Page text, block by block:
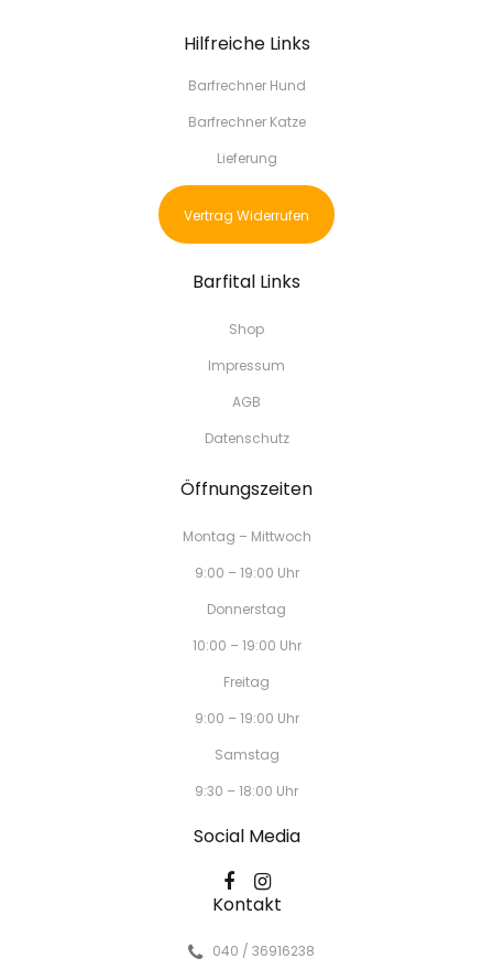
Hilfreiche Links
Barfrechner Hund
Barfrechner Katze
Lieferung
Vertrag Widerrufen
Barfital Links
Shop
Impressum
AGB
Datenschutz
Öffnungszeiten
Montag – Mittwoch
9:00 – 19:00 Uhr
Donnerstag
10:00 – 19:00 Uhr
Freitag
9:00 – 19:00 Uhr
Samstag
9:30 – 18:00 Uhr
Social Media
Kontakt
040 / 36916238